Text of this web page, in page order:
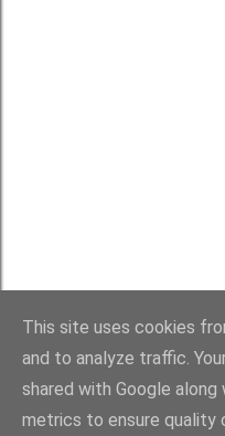
This site uses cookies
and to analyze traffic.
shared with Google
metrics to ensure quality